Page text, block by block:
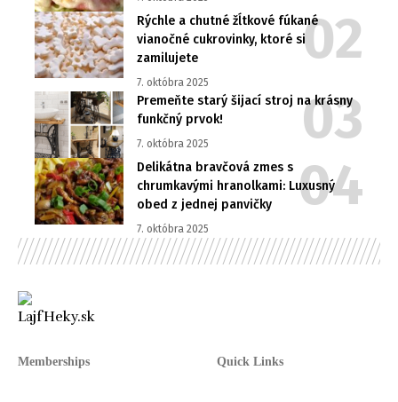
Rýchle a chutné žĺtkové fúkané
vianočné cukrovinky, ktoré si
zamilujete
7. októbra 2025
Premeňte starý šijací stroj na krásny
funkčný prvok!
7. októbra 2025
Delikátna bravčová zmes s
chrumkavými hranolkami: Luxusný
obed z jednej panvičky
7. októbra 2025
Memberships Quick Links